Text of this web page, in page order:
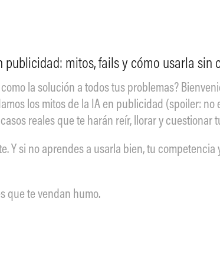
publicidad: mitos, fails y cómo usarla sin
la solución a todos tus problemas?
los mitos de la IA en publicidad (spoiler: no
reales que te harán reír, llorar y cuestionar
Y si no aprendes a usarla bien, tu competencia
que te vendan humo.